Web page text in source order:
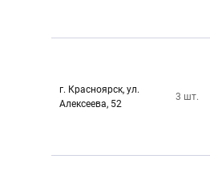
г. Красноярск, ул.
Алексеева, 52
3 шт.